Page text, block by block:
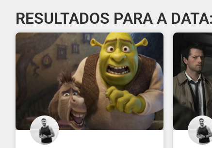
RESULTADOS PARA A DATA: